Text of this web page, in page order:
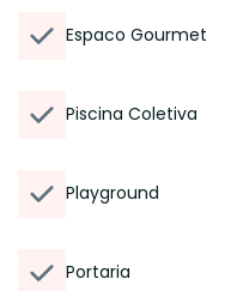
Espaco Gourmet
Piscina Coletiva
Playground
Portaria